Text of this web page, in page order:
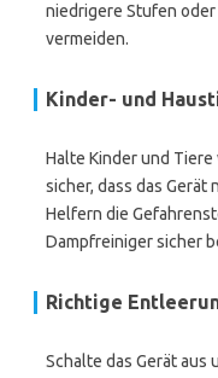
niedrigere Stufen
vermeiden.
Kinder- und
Halte Kinder und
sicher, dass das
Helfern die
Dampfreiniger sicher
Richtige
Schalte das Gerät aus